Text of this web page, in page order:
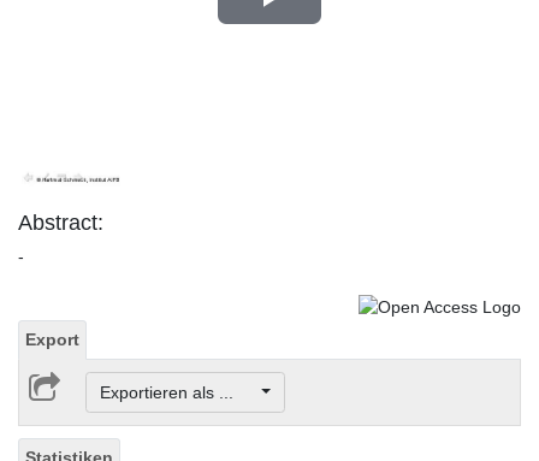
Play
Abstract:
-
Export
Exportieren als ...